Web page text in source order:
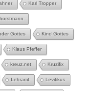
Karl Tropper
Gottes Kind Gottes
Klaus Pfeffer
kreuz.net Kruzifix
Lehramt Levitikus